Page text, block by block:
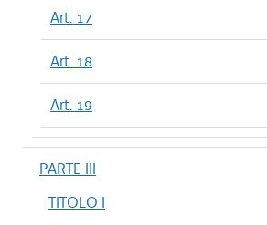
Art. 17
Art. 18
Art. 19
PARTE III
TITOLO I